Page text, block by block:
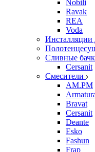
Nobili
Ravak
REA
Voda
Инсталляции
Сливные
Cersanit
Смесители
AM.PM
Bravat
Cersanit
Deante
Esko
Fashun
Frap